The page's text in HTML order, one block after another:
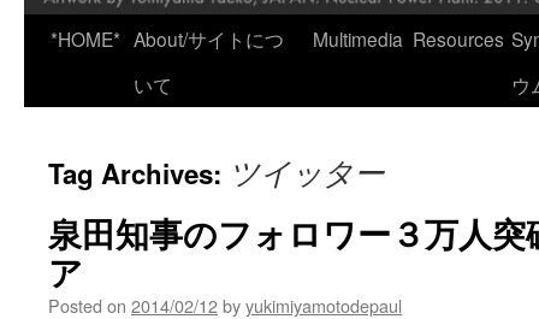
*HOME* About/サイトにつ
いて
Multimedia Resources
ウ
Tag Archives: ツイッター
泉田知事のフォロワー３万人
ア
Posted on 2014/02/12byyukimiyamotodepaul